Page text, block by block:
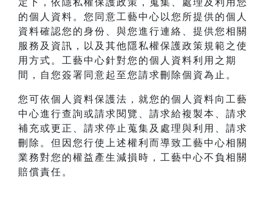
定下，依隱私權保護政策，蒐集、處理及利用您
的個人資料。您同意工藝中心以您所提供的個人
資料確認您的身份、與您進行連絡、提供您相關
服務及資訊，以及其他隱私權保護政策規範之使
用方式。工藝中心針對您的個人資料利用之期
間，自您簽署同意起至您請求刪除個資為止。
您可依個人資料保護法，就您的個人資料向工藝
中心進行查詢或請求閱覽、請求給複製本、請求
補充或更正、請求停止蒐集及處理與利用、請求
刪除。但因您行使上述權利而導致工藝中心相關
業務對您的權益產生減損時，工藝中心不負相關
賠償責任。